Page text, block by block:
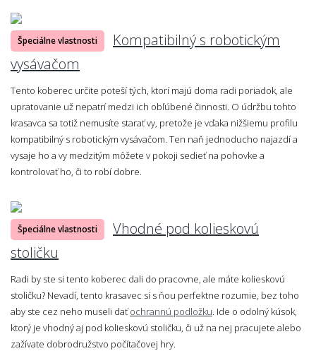
Špeciálne vlastnosti
Kompatibilný s robotickým
vysávačom
Tento koberec určite poteší tých, ktorí majú doma radi poriadok, ale
upratovanie už nepatrí medzi ich obľúbené činnosti. O údržbu tohto
krasavca sa totiž nemusíte starať vy, pretože je vďaka nižšiemu profilu
kompatibilný s robotickým vysávačom. Ten naň jednoducho najazdí a
vysaje ho a vy medzitým môžete v pokoji sedieť na pohovke a
kontrolovať ho, či to robí dobre.
Špeciálne vlastnosti
Vhodné pod kolieskovú
stoličku
Radi by ste si tento koberec dali do pracovne, ale máte kolieskovú
stoličku? Nevadí, tento krasavec si s ňou perfektne rozumie, bez toho
aby ste cez neho museli daťochrannú podložku. Ide o odolný kúsok,
ktorý je vhodný aj pod kolieskovú stoličku, či už na nej pracujete alebo
zažívate dobrodružstvo počítačovej hry.